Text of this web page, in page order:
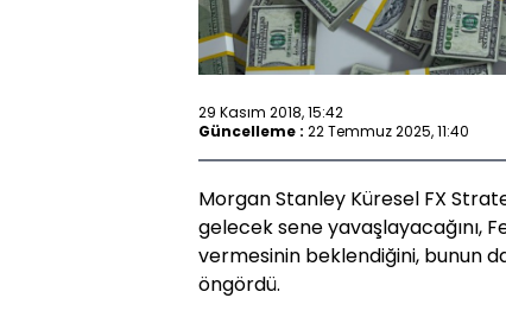
29 Kasım 2018, 15:42
Güncelleme : 22 Temmuz 2025, 11:40
Morgan Stanley Küresel FX
gelecek sene yavaşlayacağını,
vermesinin beklendiğini, bunun
öngördü.